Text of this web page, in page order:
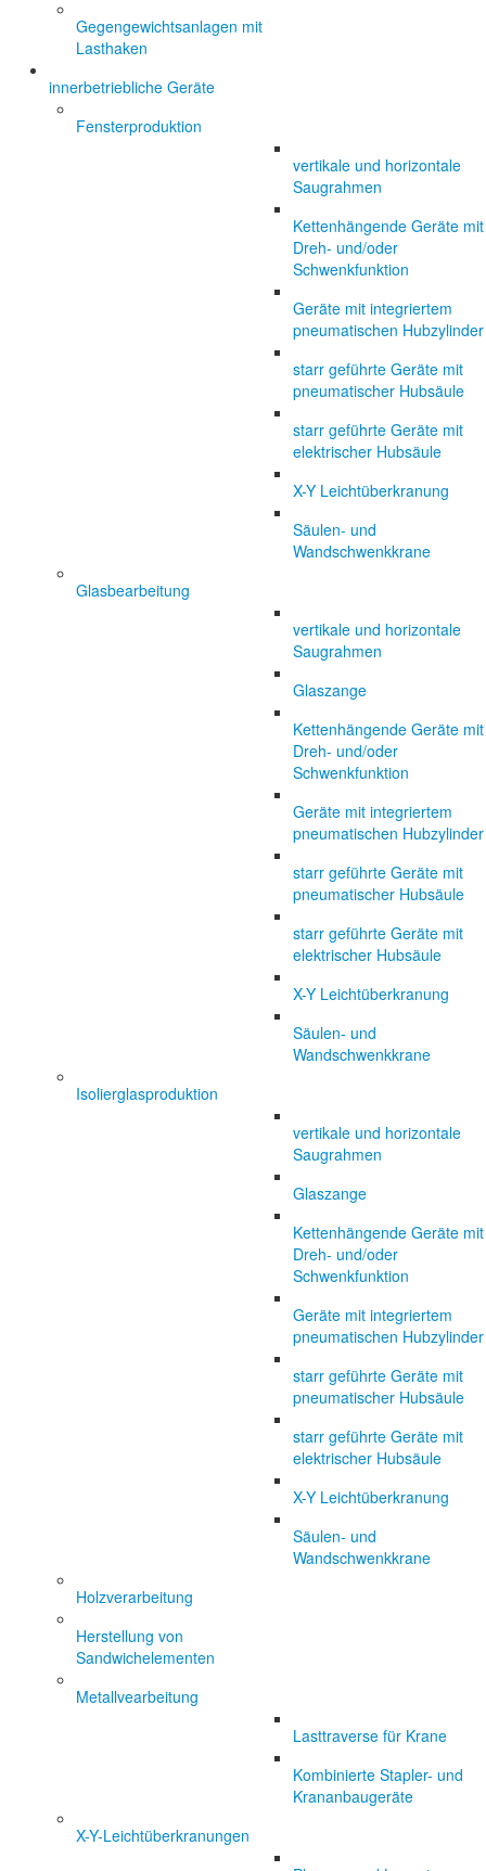
Gegengewichtsanlagen mit
Lasthaken
innerbetriebliche Geräte
Fensterproduktion
vertikale und horizontale
Saugrahmen
Kettenhängende Geräte mit
Dreh- und/oder
Schwenkfunktion
Geräte mit integriertem
pneumatischen Hubzylinder
starr geführte Geräte mit
pneumatischer Hubsäule
starr geführte Geräte mit
elektrischer Hubsäule
X-Y Leichtüberkranung
Säulen- und
Wandschwenkkrane
Glasbearbeitung
vertikale und horizontale
Saugrahmen
Glaszange
Kettenhängende Geräte mit
Dreh- und/oder
Schwenkfunktion
Geräte mit integriertem
pneumatischen Hubzylinder
starr geführte Geräte mit
pneumatischer Hubsäule
starr geführte Geräte mit
elektrischer Hubsäule
X-Y Leichtüberkranung
Säulen- und
Wandschwenkkrane
Isolierglasproduktion
vertikale und horizontale
Saugrahmen
Glaszange
Kettenhängende Geräte mit
Dreh- und/oder
Schwenkfunktion
Geräte mit integriertem
pneumatischen Hubzylinder
starr geführte Geräte mit
pneumatischer Hubsäule
starr geführte Geräte mit
elektrischer Hubsäule
X-Y Leichtüberkranung
Säulen- und
Wandschwenkkrane
Holzverarbeitung
Herstellung von
Sandwichelementen
Metallvearbeitung
Lasttraverse für Krane
Kombinierte Stapler- und
Krananbaugeräte
X-Y-Leichtüberkranungen